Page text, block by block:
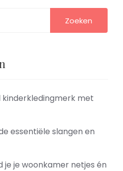
kinderkledingmerk met
essentiële slangen en
je je woonkamer netjes én